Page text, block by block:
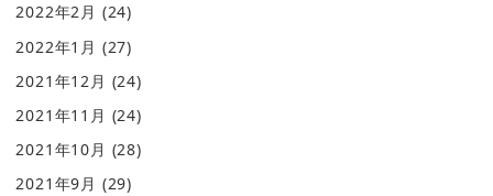
2022年2月 (24)
2022年1月 (27)
2021年12月 (24)
2021年11月 (24)
2021年10月 (28)
2021年9月 (29)